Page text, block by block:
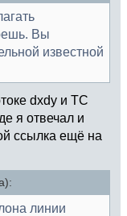
Вы
известной
dxdy и ТС
я отвечал и
ссылка ещё на
линии